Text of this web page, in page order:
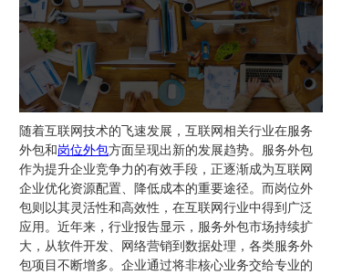
随着互联网技术的飞速发展，互联网相关行业在服务
外包和岗位外包方面呈现出新的发展趋势。服务外包
作为提升企业竞争力的有效手段，正逐渐成为互联网
企业优化资源配置、降低成本的重要途径。而岗位外
包则以其灵活性和高效性，在互联网行业中得到广泛
应用。近年来，行业报告显示，服务外包市场持续扩
大，从软件开发、网络营销到数据处理，各类服务外
包项目不断增多。企业通过将非核心业务交给专业的